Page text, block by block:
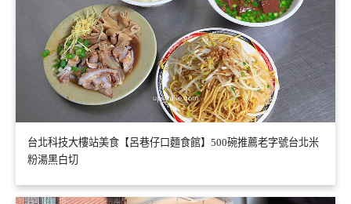
台北科技大樓站美食【呂巷仔口麵食館】500碗推薦老字號台北米
粉湯黑白切